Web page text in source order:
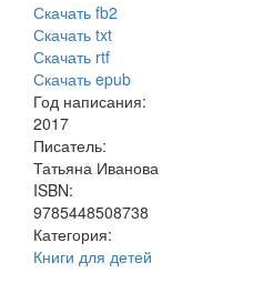
Скачать fb2
Скачать txt
Скачать rtf
Скачать epub
Год написания:
2017
Писатель:
Татьяна Иванова
ISBN:
9785448508738
Категория:
Книги для детей